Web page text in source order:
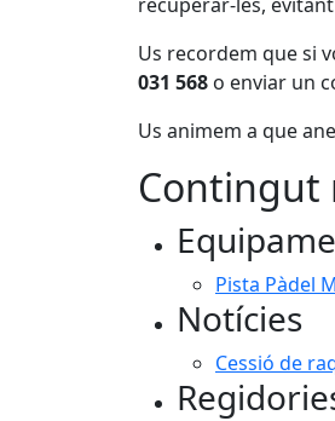
Us recordem que si
031 568 o enviar un
Us animem a que
Contingut
Pista Pàdel
Notícies
Cessió de